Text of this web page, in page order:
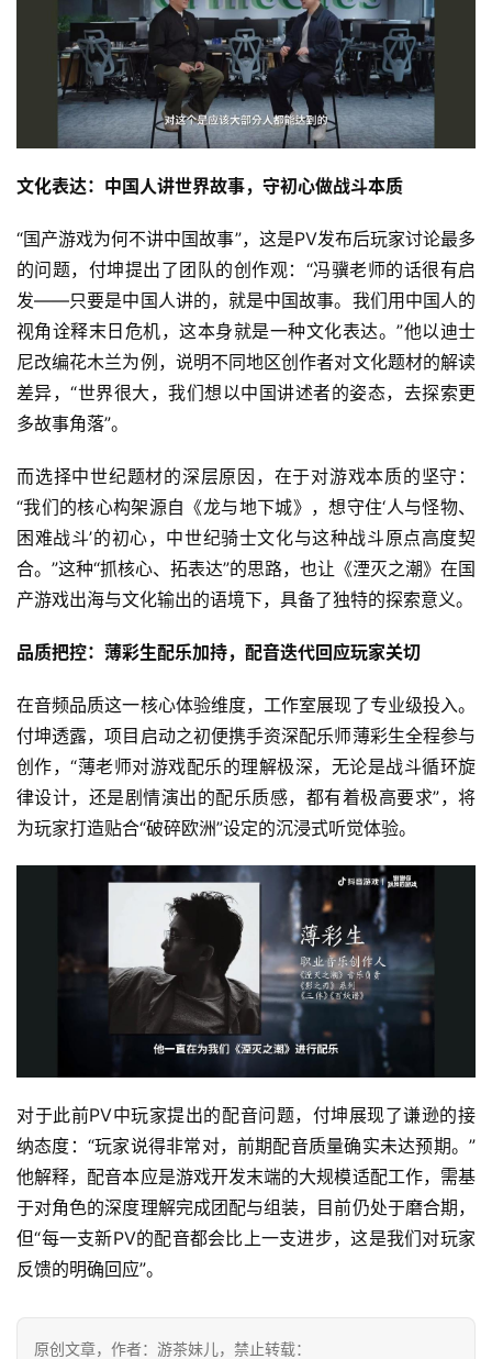
十
三
届
金
茶
奖
7
月
0
日
游
对
接
会
上
海
)
文化表达：中国人讲世界故事，守初心做战斗本质
“国产游戏为何不讲中国故事”，这是PV发布后玩家讨论最多
的问题，付坤提出了团队的创作观：“冯骥老师的话很有启
发——只要是中国人讲的，就是中国故事。我们用中国人的
视角诠释末日危机，这本身就是一种文化表达。”他以迪士
尼改编花木兰为例，说明不同地区创作者对文化题材的解读
差异，“世界很大，我们想以中国讲述者的姿态，去探索更
多故事角落”。
而选择中世纪题材的深层原因，在于对游戏本质的坚守：
“我们的核心构架源自《龙与地下城》，想守住‘人与怪物、
困难战斗’的初心，中世纪骑士文化与这种战斗原点高度契
合。”这种“抓核心、拓表达”的思路，也让《湮灭之潮》在国
产游戏出海与文化输出的语境下，具备了独特的探索意义。
品质把控：薄彩生配乐加持，配音迭代回应玩家关切
在音频品质这一核心体验维度，工作室展现了专业级投入。
付坤透露，项目启动之初便携手资深配乐师薄彩生全程参与
创作，“薄老师对游戏配乐的理解极深，无论是战斗循环旋
律设计，还是剧情演出的配乐质感，都有着极高要求”，将
为玩家打造贴合“破碎欧洲”设定的沉浸式听觉体验。
对于此前PV中玩家提出的配音问题，付坤展现了谦逊的接
纳态度：“玩家说得非常对，前期配音质量确实未达预期。”
他解释，配音本应是游戏开发末端的大规模适配工作，需基
于对角色的深度理解完成团配与组装，目前仍处于磨合期，
但“每一支新PV的配音都会比上一支进步，这是我们对玩家
反馈的明确回应”。
原创文章，作者：游茶妹儿，禁止转载：